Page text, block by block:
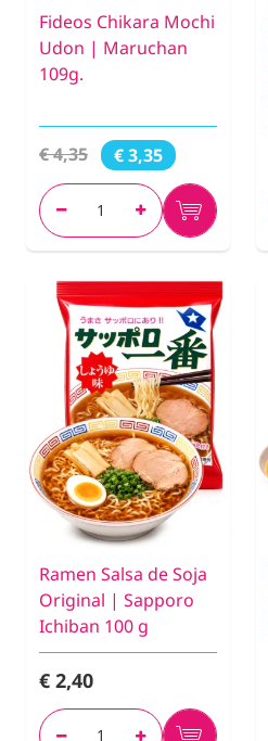
Fideos Chikara Mochi
Udon | Maruchan
109g.
€ 4,35 € 3,35
Ramen Salsa de Soja
Original | Sapporo
Ichiban 100 g
€ 2,40